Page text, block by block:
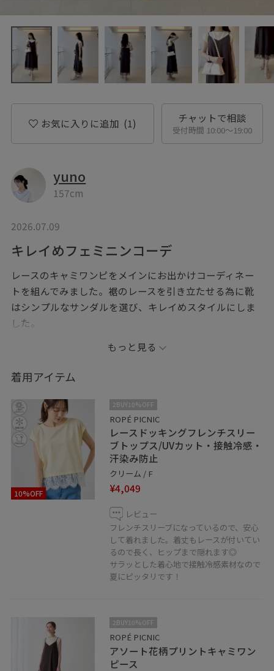
お気に入りに追加 (1) チャットで相談
受付時間 10:00〜19:00
yuno
157cm
2026.07.09
キレイめフェミニンコーデ
レースのキャミワンピをメインにお出かけコーディネー
トを組んでみました。裾のレースを引き立たせる為に靴
はシンプルなサンダルを選び、キレイめスタイルにしま
した。
▶お気に入りの投稿やスタッフを、ハートボタンからお
気に入りに追加していただくと、【お気に入り】タブか
ら、投稿をご覧いただきやすくなりますので、ぜひお試
しくださいませ♥
お電話でのお問い合わせも承っております。
お気軽にご連絡ください。
ロペピクニック ゲートタワーモール店
TEL 052-566-6519
もっと見る
着用アイテム
10%OFF
2BUY10%OFF
ROPÉ PICNIC
レースドッキングフレンチスリー
ブトップス/UVカット・接触冷感・
汗染み防止
クリーム / F
¥4,049
レビュー
フレンチスリーブになっているので、安心
して着れました。着丈もレースが付いてい
るので長く、ヒップまで隠れます◎
サラッとした着心地で接触冷感素材なので
夏にピッタリです！
2BUY10%OFF
ROPÉ PICNIC
アソート花柄プリントキャミワン
ピース